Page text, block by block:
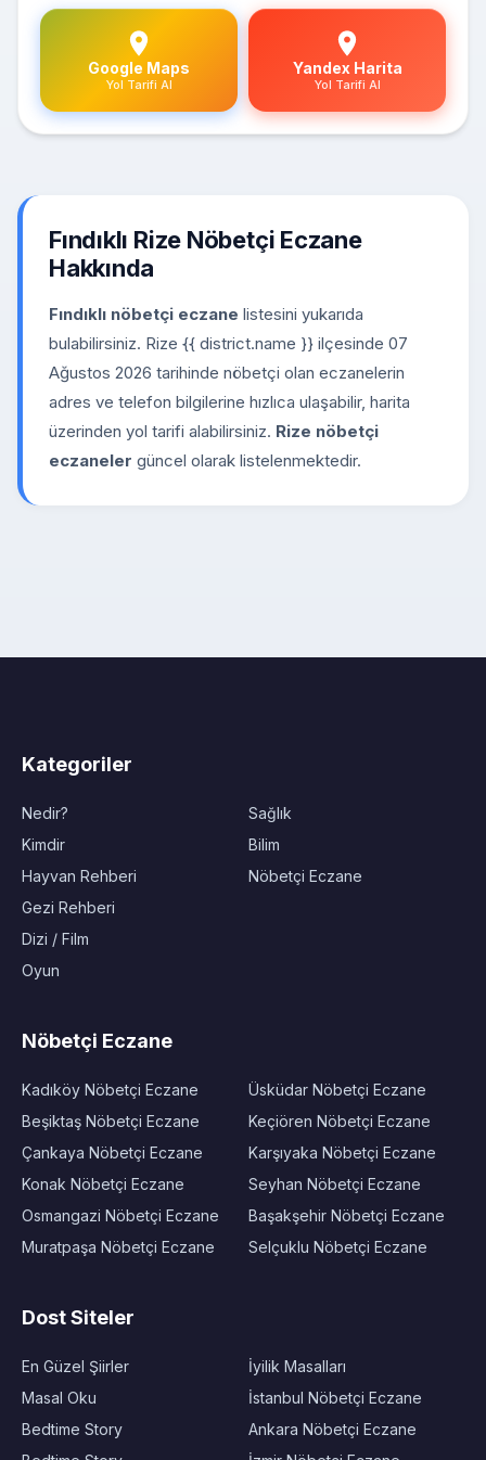
Google Maps
Yol Tarifi Al
Yandex Harita
Yol Tarifi Al
Fındıklı Rize Nöbetçi Eczane
Hakkında
Fındıklı nöbetçi eczane listesini yukarıda
bulabilirsiniz. Rize {{ district.name }} ilçesinde 07
Ağustos 2026 tarihinde nöbetçi olan eczanelerin
adres ve telefon bilgilerine hızlıca ulaşabilir, harita
üzerinden yol tarifi alabilirsiniz. Rize nöbetçi
eczaneler güncel olarak listelenmektedir.
Kategoriler
Nedir?
Kimdir
Hayvan Rehberi
Gezi Rehberi
Dizi / Film
Oyun
Sağlık
Bilim
Nöbetçi Eczane
Nöbetçi Eczane
Kadıköy Nöbetçi Eczane
Beşiktaş Nöbetçi Eczane
Çankaya Nöbetçi Eczane
Konak Nöbetçi Eczane
Osmangazi Nöbetçi Eczane
Muratpaşa Nöbetçi Eczane
Üsküdar Nöbetçi Eczane
Keçiören Nöbetçi Eczane
Karşıyaka Nöbetçi Eczane
Seyhan Nöbetçi Eczane
Başakşehir Nöbetçi Eczane
Selçuklu Nöbetçi Eczane
Dost Siteler
En Güzel Şiirler
Masal Oku
Bedtime Story
İyilik Masalları
İstanbul Nöbetçi Eczane
Ankara Nöbetçi Eczane